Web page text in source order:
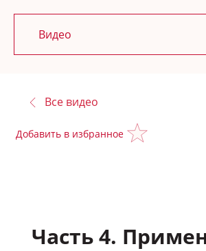
Полезные материалы
Видео
Все видео
Добавить в избранное
Часть 4.